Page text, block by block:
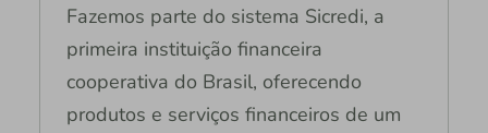
Fazemos parte do sistema Sicredi, a
primeira instituição financeira
cooperativa do Brasil, oferecendo
produtos e serviços financeiros de um